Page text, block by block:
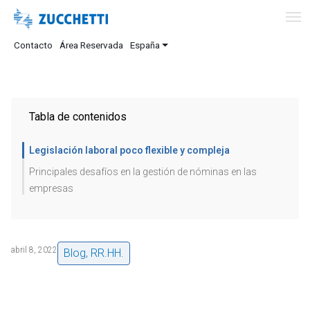
Contacto Área Reservada España
Tabla de contenidos
Legislación laboral poco flexible y compleja
Principales desafíos en la gestión de nóminas en las
empresas
abril 8, 2022 Blog, RR.HH.